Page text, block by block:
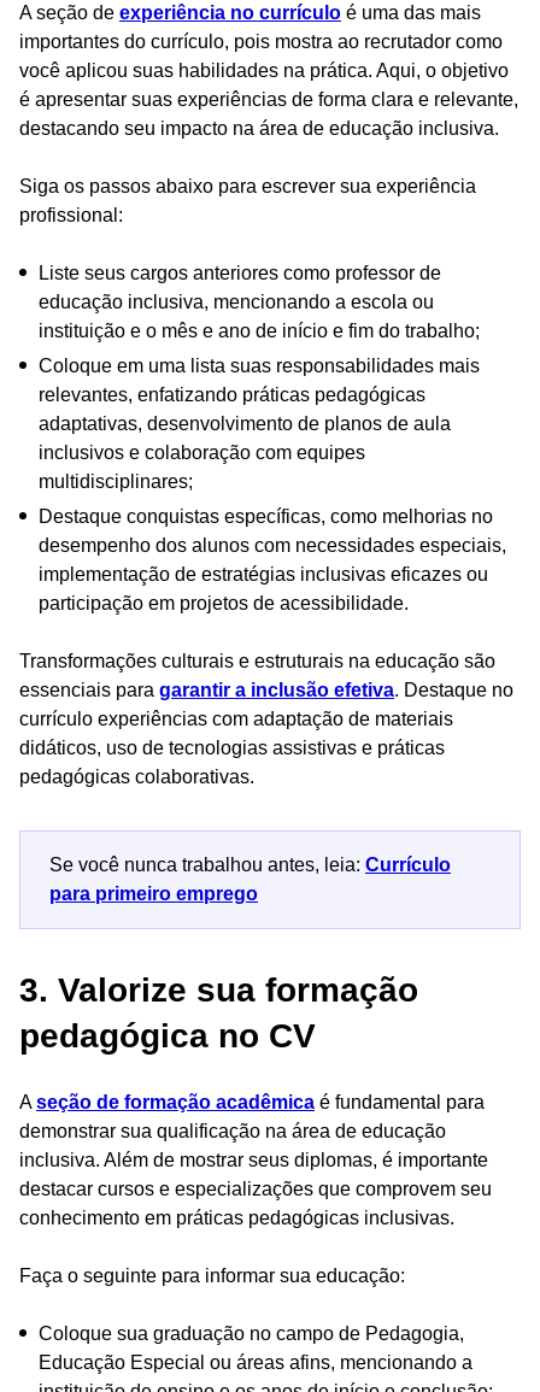
A seção de experiência no currículo é uma das mais
importantes do currículo, pois mostra ao recrutador como
você aplicou suas habilidades na prática. Aqui, o objetivo
é apresentar suas experiências de forma clara e relevante,
destacando seu impacto na área de educação inclusiva.
Siga os passos abaixo para escrever sua experiência
profissional:
Liste seus cargos anteriores como professor de
educação inclusiva, mencionando a escola ou
instituição e o mês e ano de início e fim do trabalho;
Coloque em uma lista suas responsabilidades mais
relevantes, enfatizando práticas pedagógicas
adaptativas, desenvolvimento de planos de aula
inclusivos e colaboração com equipes
multidisciplinares;
Destaque conquistas específicas, como melhorias no
desempenho dos alunos com necessidades especiais,
implementação de estratégias inclusivas eficazes ou
participação em projetos de acessibilidade.
Transformações culturais e estruturais na educação são
essenciais para garantir a inclusão efetiva. Destaque no
currículo experiências com adaptação de materiais
didáticos, uso de tecnologias assistivas e práticas
pedagógicas colaborativas.
Se você nunca trabalhou antes, leia: Currículo
para primeiro emprego
3. Valorize sua formação
pedagógica no CV
Aseção de formação acadêmica é fundamental para
demonstrar sua qualificação na área de educação
inclusiva. Além de mostrar seus diplomas, é importante
destacar cursos e especializações que comprovem seu
conhecimento em práticas pedagógicas inclusivas.
Faça o seguinte para informar sua educação:
Coloque sua graduação no campo de Pedagogia,
Educação Especial ou áreas afins, mencionando a